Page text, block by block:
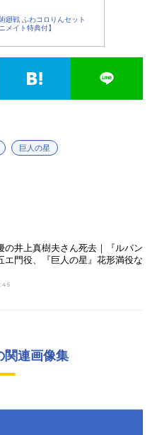
廻戦 ふわコロりんセット
メイト特典付】
巨人の星
の井上真樹夫さん死去｜『ルパン
エ門役、『巨人の星』花形満役な
関連画像集